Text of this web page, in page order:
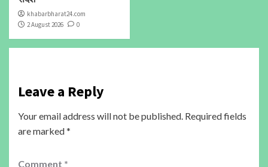
khabarbharat24.com
2 August 2026
0
Leave a Reply
Your email address will not be published. Required fields
are marked*
Comment *